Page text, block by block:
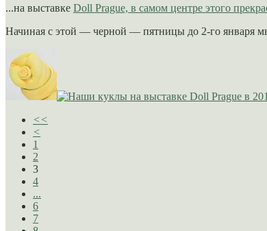
...на выставке Doll Prague, в самом центре этого
Начиная с этой — черной — пятницы до 2-го января мы
<<
<
1
2
3
4
...
6
7